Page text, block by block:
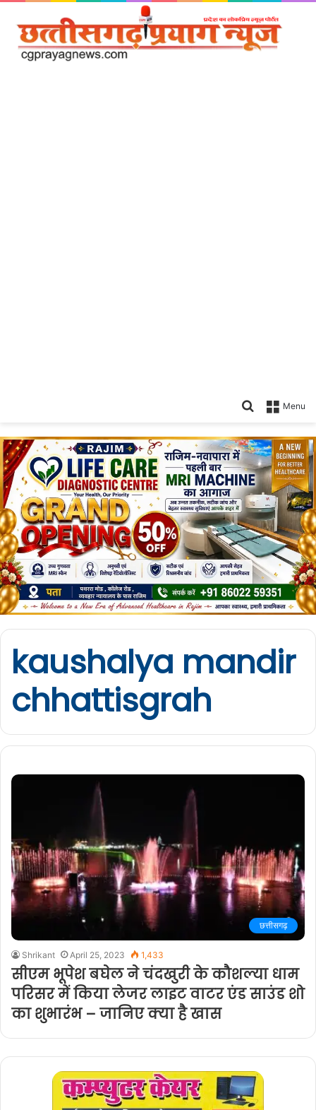
Menu
Search
kaushalya mandir
chhattisgrah
छत्तीसगढ़
Shrikant April 25, 2023 1,433
सीएम भूपेश बघेल ने चंदखुरी के कौशल्या धाम
परिसर में किया लेजर लाइट वाटर एंड साउंड शो
का शुभारंभ – जानिए क्या है खास